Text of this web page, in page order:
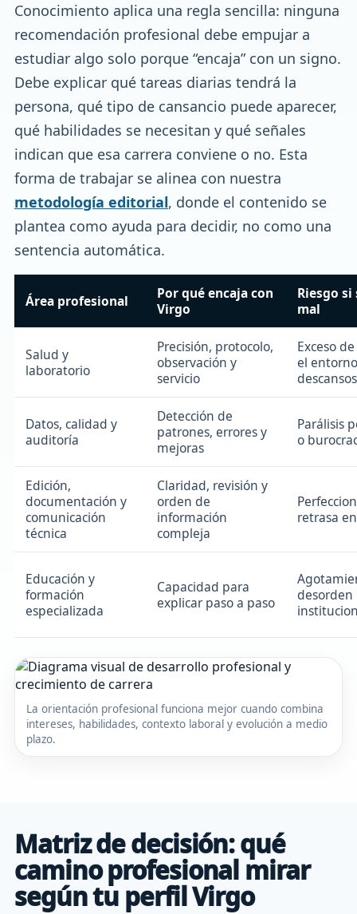
Conocimiento aplica una regla sencilla: ninguna
recomendación profesional debe empujar a
estudiar algo solo porque “encaja” con un signo.
Debe explicar qué tareas diarias tendrá la
persona, qué tipo de cansancio puede aparecer,
qué habilidades se necesitan y qué señales
indican que esa carrera conviene o no. Esta
forma de trabajar se alinea con nuestra
metodología editorial, donde el contenido se
plantea como ayuda para decidir, no como una
sentencia automática.
Área profesional
Por qué encaja con
Virgo
Riesgo si
mal
Salud y
laboratorio
Precisión, protocolo,
observación y
servicio
Exceso
el
descansos
Datos, calidad y
auditoría
Detección de
patrones, errores y
mejoras
Parálisis
o
Edición,
documentación y
comunicación
técnica
Claridad, revisión y
orden de
información
compleja
retrasa
Educación y
formación
especializada
Capacidad para
explicar paso a paso
desorden
La orientación profesional funciona mejor cuando combina
intereses, habilidades, contexto laboral y evolución a medio
plazo.
Matriz de decisión: qué
camino profesional mirar
según tu perfil Virgo